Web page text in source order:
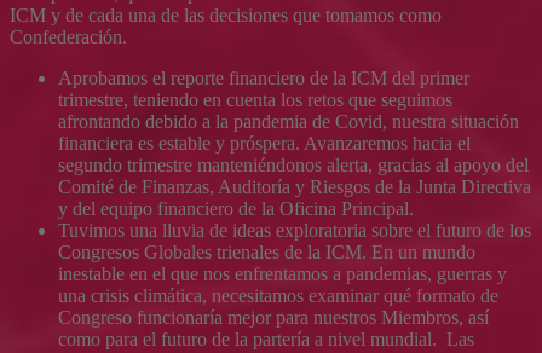
ICM y de cada una de las decisiones que tomamos como
Confederación.
Aprobamos el reporte financiero de la ICM del primer
trimestre, teniendo en cuenta los retos que seguimos
afrontando debido a la pandemia de Covid, nuestra situación
financiera es estable y próspera. Avanzaremos hacia el
segundo trimestre manteniéndonos alerta, gracias al apoyo del
Comité de Finanzas, Auditoría y Riesgos de la Junta Directiva
y del equipo financiero de la Oficina Principal.
Tuvimos una lluvia de ideas exploratoria sobre el futuro de los
Congresos Globales trienales de la ICM. En un mundo
inestable en el que nos enfrentamos a pandemias, guerras y
una crisis climática, necesitamos examinar qué formato de
Congreso funcionaría mejor para nuestros Miembros, así
como para el futuro de la partería a nivel mundial. Las